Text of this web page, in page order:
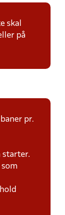
skal
på
pr.
starter.